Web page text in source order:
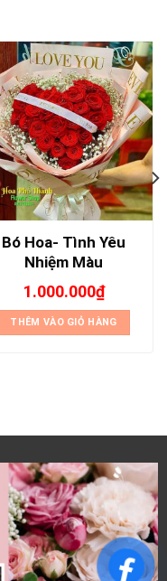
Bó Hoa- Tình Yêu
Nhiệm Màu
1.000.000₫
THÊM VÀO GIỎ HÀNG